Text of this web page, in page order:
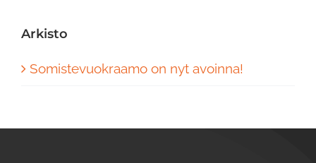
Arkisto
Somistevuokraamo on nyt avoinna!